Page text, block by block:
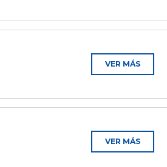
VER MÁS
VER MÁS